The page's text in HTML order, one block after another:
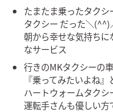
たまたま乗ったタク
タクシー だった＼(^^)
朝から幸せな気持ち
なサービス
行きのMKタクシーの
『乗ってみたいよね
ハートウォームタクシ
運転手さんも優しい方